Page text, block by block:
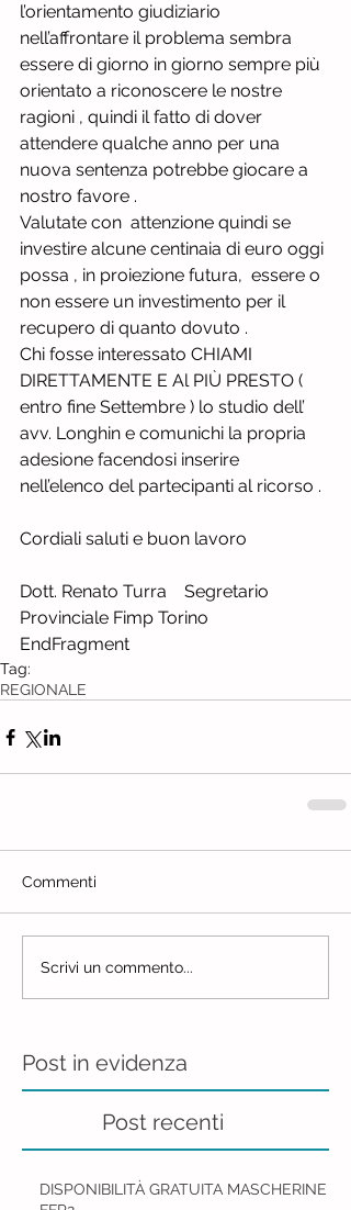
l’orientamento giudiziario
nell’affrontare il problema sembra
essere di giorno in giorno sempre più
orientato a riconoscere le nostre
ragioni , quindi il fatto di dover
attendere qualche anno per una
nuova sentenza potrebbe giocare a
nostro favore .
Valutate con  attenzione quindi se
investire alcune centinaia di euro oggi
possa , in proiezione futura,  essere o
non essere un investimento per il
recupero di quanto dovuto .
Chi fosse interessato CHIAMI
DIRETTAMENTE E Al PIÙ PRESTO (
entro fine Settembre ) lo studio dell’
avv. Longhin e comunichi la propria
adesione facendosi inserire
nell’elenco del partecipanti al ricorso .
Cordiali saluti e buon lavoro
Dott. Renato Turra    Segretario
Provinciale Fimp Torino
EndFragment
Tag:
REGIONALE
Commenti
Scrivi un commento...
Post in evidenza
Post recenti
DISPONIBILITÀ GRATUITA MASCHERINE